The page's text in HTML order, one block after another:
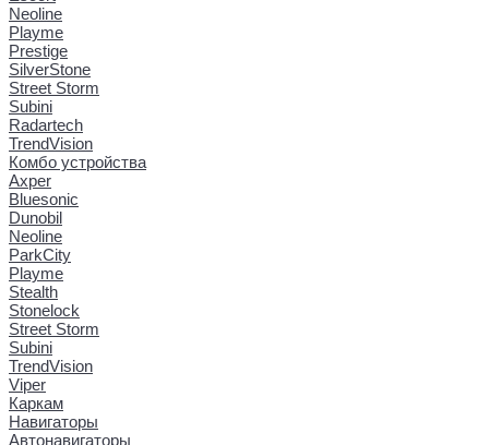
Neoline
Playme
Prestige
SilverStone
Street Storm
Subini
Radartech
TrendVision
Комбо устройства
Axper
Bluesonic
Dunobil
Neoline
ParkCity
Playme
Stealth
Stonelock
Street Storm
Subini
TrendVision
Viper
Каркам
Навигаторы
Автонавигаторы